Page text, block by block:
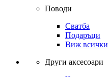
Поводи
Сватба
Подаръци
Виж всички
Други аксесоари